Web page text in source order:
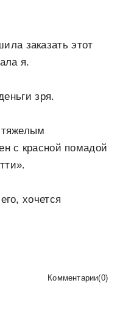
заказать этот
я.
зря.
с красной помадой
хочется
Комментарии(0)